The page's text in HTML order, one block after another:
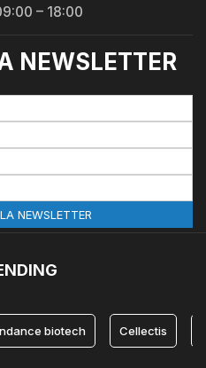
– 18:00
NEWSLETTER
biotech Cellectis